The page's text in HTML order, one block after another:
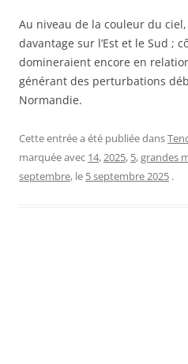
Au niveau de la couleur du
davantage sur l’Est et le Sud ;
domineraient encore en
générant des perturbations
Normandie.
Cette entrée a été publiée dans
marquée avec 14,2025, 5,grandes
septembre, le 5 septembre 2025 .